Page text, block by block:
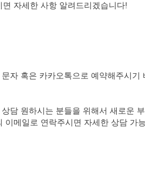
자세한 사항 알려드리겠습니다!
자 혹은 카카오톡으로 예약해주시기
담 원하시는 분들을 위해서 새로운
메일로 연락주시면 자세한 상담 가